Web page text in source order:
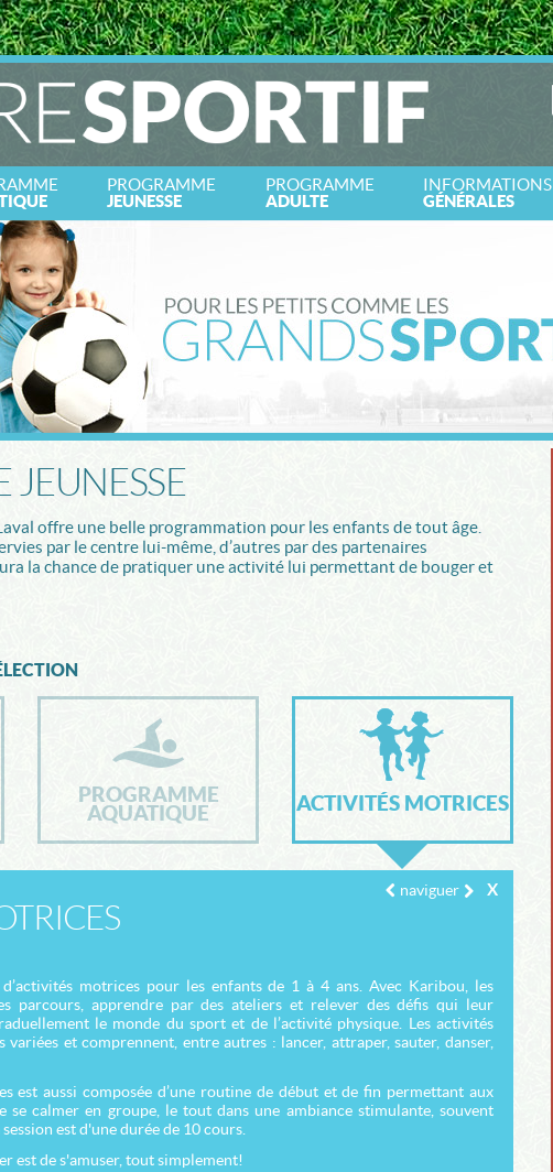
PROGRAMME
JEUNESSE
PROGRAMME
ADULTE
INFORMATIONS
GÉNÉRALES
JEUNESSE
offre une belle programmation pour les enfants de tout âge.
par le centre lui-même, d’autres par des partenaires
la chance de pratiquer une activité lui permettant de bouger et
PROGRAMME
AQUATIQUE ACTIVITÉS MOTRICES
motrices pour les enfants de 1 à 4 ans. Avec Karibou, les
parcours, apprendre par des ateliers et relever des défis qui leur
le monde du sport et de l’activité physique. Les activités
variées et comprennent, entre autres : lancer, attraper, sauter, danser,
est aussi composée d’une routine de début et de fin permettant aux
se calmer en groupe, le tout dans une ambiance stimulante, souvent
est d'une durée de 10 cours.
est de s'amuser, tout simplement!
naviguer X